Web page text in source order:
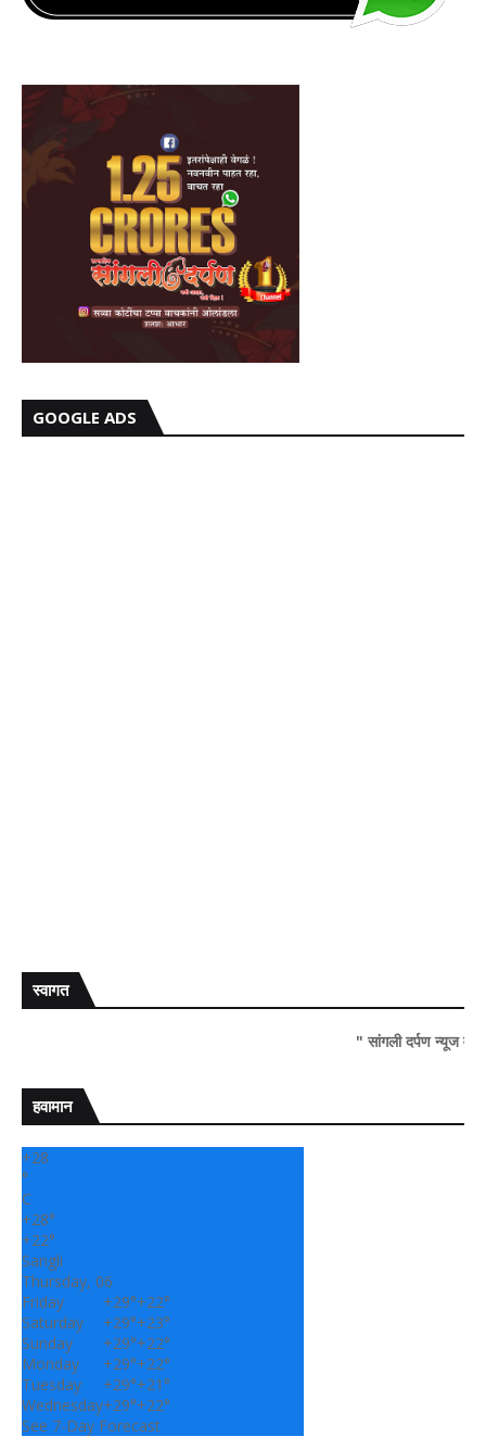
GOOGLE ADS
स्वागत
" सांगली दर्पण न्यूज वर आपल्या
हवामान
+28
°
C
+28°
+22°
Sangli
Thursday, 06
Friday
+29°+22°
Saturday
+29°+23°
Sunday
+29°+22°
Monday
+29°+22°
Tuesday
+29°+21°
Wednesday+29°+22°
See 7-Day Forecast